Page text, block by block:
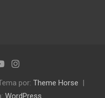
por: Theme Horse
WordPress